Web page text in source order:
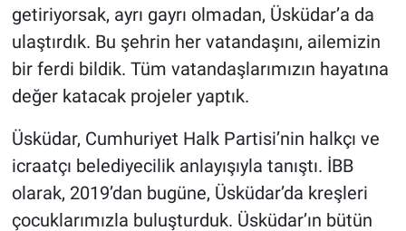
getiriyorsak, ayrı gayrı olmadan, Üsküdar’a da
ulaştırdık. Bu şehrin her vatandaşını, ailemizin
bir ferdi bildik. Tüm vatandaşlarımızın hayatına
değer katacak projeler yaptık.
Üsküdar, Cumhuriyet Halk Partisi’nin halkçı ve
icraatçı belediyecilik anlayışıyla tanıştı. İBB
olarak, 2019’dan bugüne, Üsküdar’da kreşleri
çocuklarımızla buluşturduk. Üsküdar’ın bütün
Sağlık
Spor
Teknoloji
Türkiye'nin Geleceği
Türkiye'nin Gündemi